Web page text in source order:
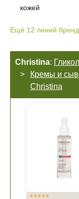
кожей
Ещё 12 линий
Christina:
Кремы и
Christina